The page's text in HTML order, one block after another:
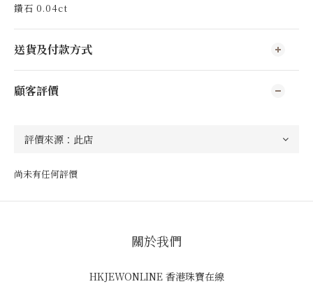
鑽石 0.04ct
送貨及付款方式
顧客評價
尚未有任何評價
關於我們
HKJEWONLINE 香港珠寶在線